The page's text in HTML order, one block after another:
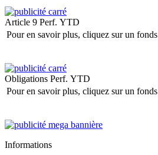
Article 9 Perf. YTD
Pour en savoir plus, cliquez sur un fonds
Obligations Perf. YTD
Pour en savoir plus, cliquez sur un fonds
Informations